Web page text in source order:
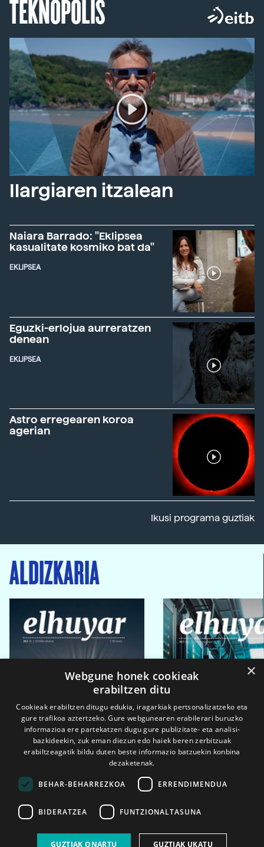
TEKNOPOLIS
Ilargiaren itzalean
Naiara Barrado: "Eklipsea
kasualitate kosmiko bat da"
EKLIPSEA
Eguzki-erlojua aurreratzen
denean
EKLIPSEA
Astro erregearen koroa
agerian
Ikusi programa guztiak
ALDIZKARIA
2026ko eka. 1a 2026ko mar. 1a
×
Webgune honek cookieak
erabiltzen ditu
Cookieak erabiltzen ditugu edukia, iragarkiak pertsonalizatzeko eta
gure trafikoa aztertzeko. Gure webgunearen erabilerari buruzko
informazioa ere partekatzen dugu gure publizitate- eta analisi-
bazkideekin, zuk eman diezun edo haiek beren zerbitzuak
erabiltzeagatik bildu duten beste informazio batzuekin konbina
dezaketenak.
BEHAR-BEHARREZKOA ERRENDIMENDUA
BIDERATZEA FUNTZIONALTASUNA
GUZTIAK ONARTU GUZTIAK UKATU